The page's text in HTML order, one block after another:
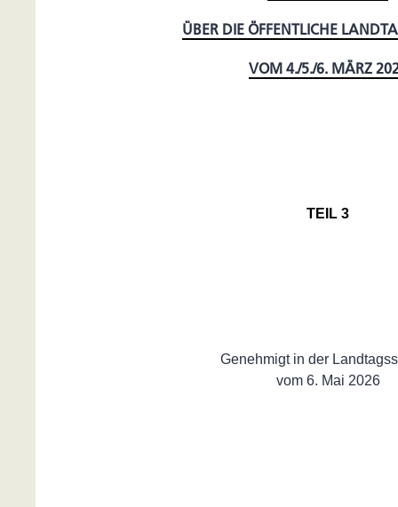
ÜBER DIE ÖFFENTLICHE
VOM 4./5./6. MÄRZ
TEIL 3
Genehmigt in der
vom 6. Mai 2026